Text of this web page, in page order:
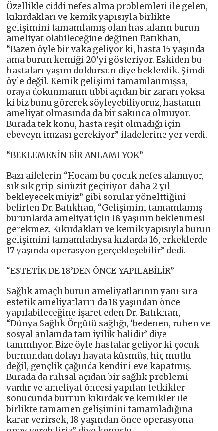
Özellikle ciddi nefes alma problemleri ile gelen,
kıkırdakları ve kemik yapısıyla birlikte
gelişimini tamamlamış olan hastaların burun
ameliyat olabileceğine değinen Batıkhan,
“Bazen öyle bir vaka geliyor ki, hasta 15 yaşında
ama burun kemiği 20’yi gösteriyor. Eskiden bu
hastaları yaşını doldursun diye beklerdik. Şimdi
öyle değil. Kemik gelişimi tamamlanmışsa,
oraya dokunmanın tıbbi açıdan bir zararı yoksa
ki biz bunu görerek söyleyebiliyoruz, hastanın
ameliyat olmasında da bir sakınca olmuyor.
Burada tek konu, hasta reşit olmadığı için
ebeveyn imzası gerekiyor” ifadelerine yer verdi.
“BEKLEMENİN BİR ANLAMI YOK”
Bazı ailelerin “Hocam bu çocuk nefes alamıyor,
sık sık grip, sinüzit geçiriyor, daha 2 yıl
bekleyecek miyiz” gibi sorular yönelttiğini
belirten Dr. Batıkhan, “Gelişimini tamamlamış
burunlarda ameliyat için 18 yaşının beklenmesi
gerekmez. Kıkırdakları ve kemik yapısıyla burun
gelişimini tamamladıysa kızlarda 16, erkeklerde
17 yaşında operasyon gerçekleşebilir” dedi.
“ESTETİK DE 18’DEN ÖNCE YAPILABİLİR”
Sağlık amaçlı burun ameliyatlarının yanı sıra
estetik ameliyatların da 18 yaşından önce
yapılabileceğine işaret eden Dr. Batıkhan,
“Dünya Sağlık Örgütü sağlığı, ‘bedenen, ruhen ve
sosyal anlamda tam iyilik halidir’ diye
tanımlıyor. Bize öyle hastalar geliyor ki çocuk
burnundan dolayı hayata küsmüş, hiç mutlu
değil, gençlik çağında kendini eve kapatmış.
Burada da ruhsal açıdan bir sağlık problemi
vardır ve ameliyat öncesi yapılan tetkikler
sonucunda burnun kıkırdak ve kemikler ile
birlikte tamamen gelişimini tamamladığına
karar verirsek, 18 yaşından önce operasyona